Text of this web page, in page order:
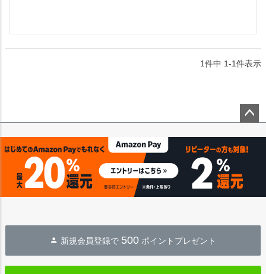
1件中 1-1件表示
ップ
新規会員登録で 500 ポイントプレゼント